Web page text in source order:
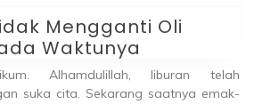
Mengganti Oli
Waktunya
Alhamdulillah, liburan telah
suka cita. Sekarang saatnya emak-